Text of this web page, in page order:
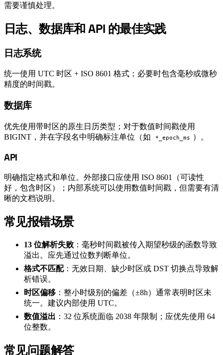
需要谨慎处理。
#
日志、数据库和 API 的最佳实践
#
日志系统
统一使用 UTC 时区 + ISO 8601 格式；必要时包含毫秒或微秒
精度的时间戳。
#
数据库
优先使用带时区的原生日历类型；对于数值时间戳使用
BIGINT，并在字段名中明确标注单位（如
*_epoch_ms ）。
#
API
明确指定格式和单位。外部接口应使用 ISO 8601（可读性
好，包含时区）；内部系统可以使用数值时间戳，但需要有清
晰的文档说明。
#
常见报错场景
13 位解析失败 ：毫秒时间戳被传入期望秒级的函数导致
溢出。应先通过位数判断单位。
格式不匹配：无效日期、缺少时区或 DST 切换点导致解
析错误。
时区偏移 ：整小时级别的偏差（±8h）通常表明时区未
统一。建议内部使用 UTC。
数值溢出 ：32 位系统面临 2038 年限制；应优先使用 64
位整数。
#
常见问题解答